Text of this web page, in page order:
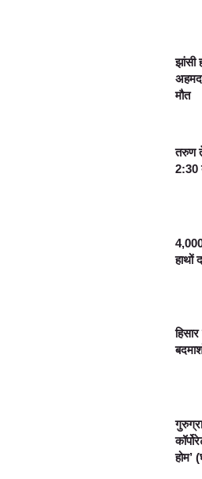
झांसी
मौत
तरुण
2:30
हाथों
होम’